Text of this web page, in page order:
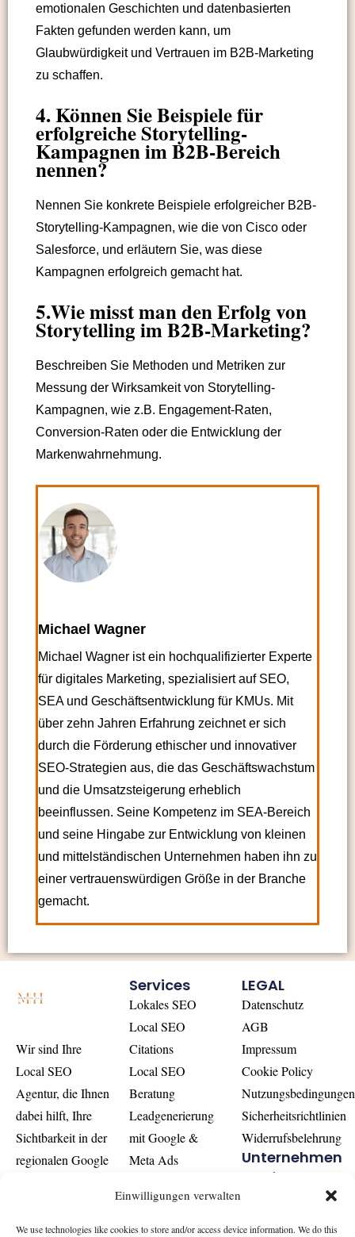
Einwilligungen verwalten
We use technologies like cookies to store and/or access device information. We do this
emotionalen Geschichten und datenbasierten
Fakten gefunden werden kann, um
Glaubwürdigkeit und Vertrauen im B2B-Marketing
zu schaffen.
4. Können Sie Beispiele für
erfolgreiche Storytelling-
Kampagnen im B2B-Bereich
nennen?
Nennen Sie konkrete Beispiele erfolgreicher B2B-
Storytelling-Kampagnen, wie die von Cisco oder
Salesforce, und erläutern Sie, was diese
Kampagnen erfolgreich gemacht hat.
5.Wie misst man den Erfolg von
Storytelling im B2B-Marketing?
Beschreiben Sie Methoden und Metriken zur
Messung der Wirksamkeit von Storytelling-
Kampagnen, wie z.B. Engagement-Raten,
Conversion-Raten oder die Entwicklung der
Markenwahrnehmung.
Michael Wagner
Michael Wagner ist ein hochqualifizierter Experte
für digitales Marketing, spezialisiert auf SEO,
SEA und Geschäftsentwicklung für KMUs. Mit
über zehn Jahren Erfahrung zeichnet er sich
durch die Förderung ethischer und innovativer
SEO-Strategien aus, die das Geschäftswachstum
und die Umsatzsteigerung erheblich
beeinflussen. Seine Kompetenz im SEA-Bereich
und seine Hingabe zur Entwicklung von kleinen
und mittelständischen Unternehmen haben ihn zu
einer vertrauenswürdigen Größe in der Branche
gemacht.
Wir sind Ihre
Local SEO
Agentur, die Ihnen
dabei hilft, Ihre
Sichtbarkeit in der
regionalen Google
ohne Werbekosten
Services
Lokales SEO
Local SEO
Citations
Local SEO
Beratung
Leadgenerierung
mit Google &
Meta Ads
Management
Digital Marketing
LEGAL
Datenschutz
AGB
Impressum
Cookie Policy
Nutzungsbedingungen
Sicherheitsrichtlinien
Widerrufsbelehrung
Unternehmen
Kontakt